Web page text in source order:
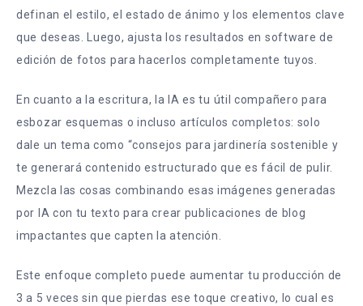
definan el estilo, el estado de ánimo y los elementos clave
que deseas. Luego, ajusta los resultados en software de
edición de fotos para hacerlos completamente tuyos.
En cuanto a la escritura, la IA es tu útil compañero para
esbozar esquemas o incluso artículos completos: solo
dale un tema como “consejos para jardinería sostenible y
te generará contenido estructurado que es fácil de pulir.
Mezcla las cosas combinando esas imágenes generadas
por IA con tu texto para crear publicaciones de blog
impactantes que capten la atención.
Este enfoque completo puede aumentar tu producción de
3 a 5 veces sin que pierdas ese toque creativo, lo cual es